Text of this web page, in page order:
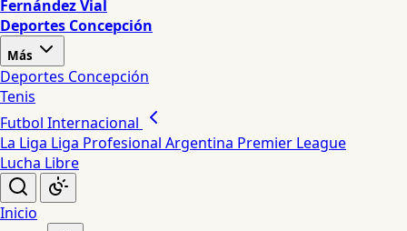
Fernández Vial
Deportes Concepción
Más
Deportes Concepción
Tenis
Futbol Internacional
La Liga Liga Profesional Argentina Premier League
Lucha Libre
Inicio